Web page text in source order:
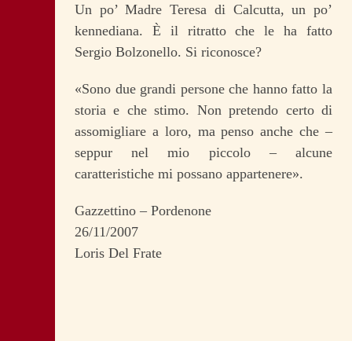
Un po’ Madre Teresa di Calcutta, un po’
kennediana. È il ritratto che le ha fatto
Sergio Bolzonello. Si riconosce?
«Sono due grandi persone che hanno fatto la
storia e che stimo. Non pretendo certo di
assomigliare a loro, ma penso anche che –
seppur nel mio piccolo – alcune
caratteristiche mi possano appartenere».
Gazzettino – Pordenone
26/11/2007
Loris Del Frate